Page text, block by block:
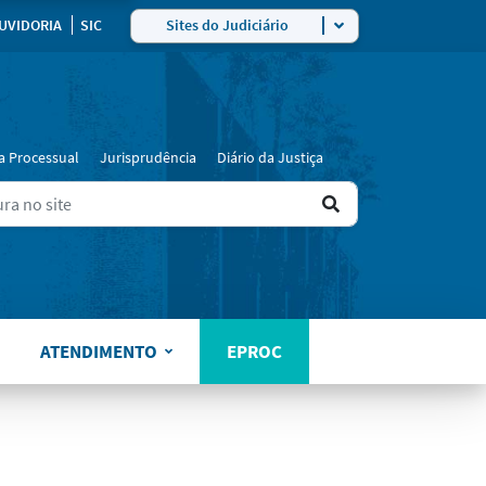
SIC Sites do Judiciário
Processual Jurisprudência Diário da Justiça
Ir
resultado
ATENDIMENTO EPROC